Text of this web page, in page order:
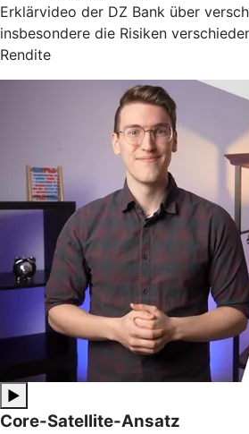
Erklärvideo der DZ Bank über
insbesondere die Risiken
Rendite
▶
Core-Satellite-Ansatz